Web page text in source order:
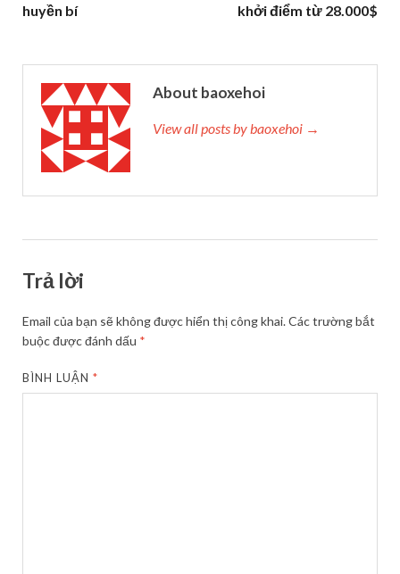
huyền bí
khởi điểm từ 28.000$
About baoxehoi
View all posts by baoxehoi →
Trả lời
Email của bạn sẽ không được hiển thị công khai.Các trường bắt
buộc được đánh dấu *
BÌNH LUẬN*